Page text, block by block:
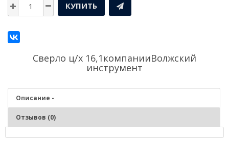
КУПИТЬ
Сверло ц/х 16,1компанииВолжский
инструмент
Описание -
Отзывов (0)